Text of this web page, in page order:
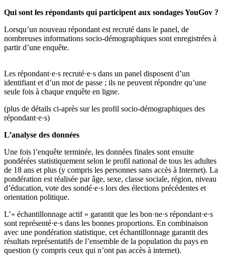
Qui sont les répondants qui participent aux sondages YouGov ?
Lorsqu’un nouveau répondant est recruté dans le panel, de
nombreuses informations socio-démographiques sont enregistrées à
partir d’une enquête.
Les répondant·e·s recruté·e·s dans un panel disposent d’un
identifiant et d’un mot de passe ; ils ne peuvent répondre qu’une
seule fois à chaque enquête en ligne.
(plus de détails ci-après sur les profil socio-démographiques des
répondant·e·s)
L’analyse des données
Une fois l’enquête terminée, les données finales sont ensuite
pondérées statistiquement selon le profil national de tous les adultes
de 18 ans et plus (y compris les personnes sans accès à Internet). La
pondération est réalisée par âge, sexe, classe sociale, région, niveau
d’éducation, vote des sondé·e·s lors des élections précédentes et
orientation politique.
L’« échantillonnage actif » garantit que les bon·ne·s répondant·e·s
sont représenté·e·s dans les bonnes proportions. En combinaison
avec une pondération statistique, cet échantillonnage garantit des
résultats représentatifs de l’ensemble de la population du pays en
question (y compris ceux qui n’ont pas accès à internet).